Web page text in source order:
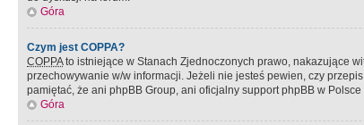
Góra
Czym jest COPPA?
COPPAto istniejące w Stanach Zjednoczonych prawo, nakazujące
przechowywanie w/w informacji. Jeżeli nie jesteś pewien, czy
pamiętać, że ani phpBB Group, ani oficjalny support phpBB w
Góra